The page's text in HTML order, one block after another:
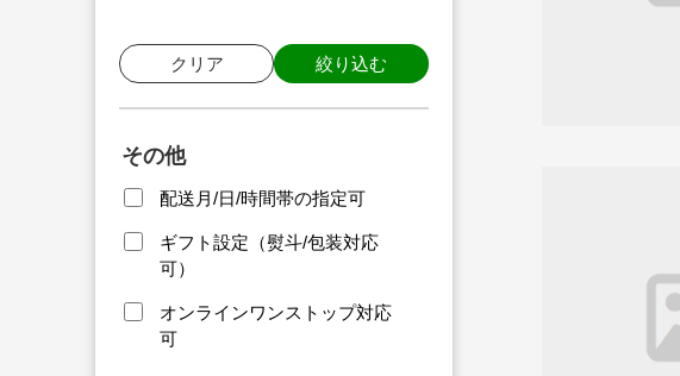
クリア 絞り込む
その他
配送月/日/時間帯の指定可
ギフト設定（熨斗/包装対応
可）
オンラインワンストップ対応
可